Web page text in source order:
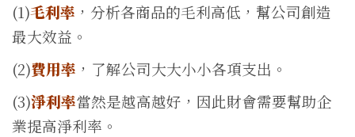
(1)毛利率 ，分析各商品的毛利高低，幫公司創造
最大效益。
(2)費用率 ，了解公司大大小小各項支出。
(3)淨利率當然是越高越好，因此財會需要幫助企
業提高淨利率。